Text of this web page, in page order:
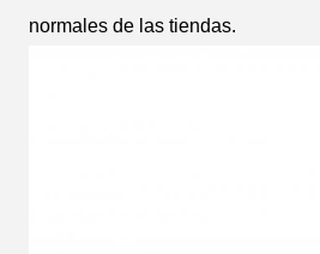
normales de las tiendas.